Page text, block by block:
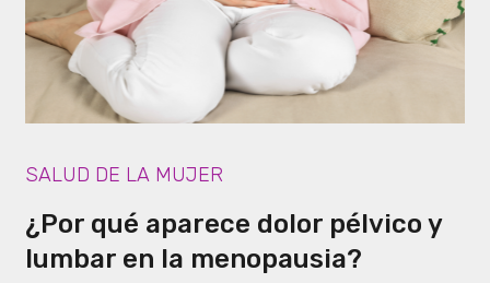
SALUD DE LA MUJER
¿Por qué aparece dolor pélvico y
lumbar en la menopausia?